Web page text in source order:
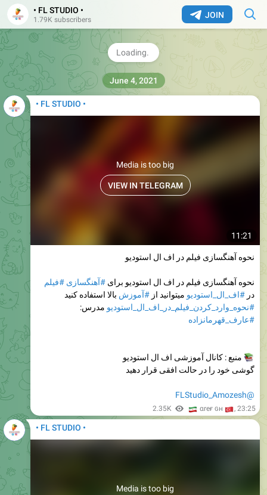
JOIN
• FL STUDIO •
1.79K subscribers
• FL STUDIO •
11:21
Media is too big
VIEW IN TELEGRAM
نحوه آهنگسازی فیلم در اف ال استودیو
نحوه آهنگسازی فیلم در اف ال استودیو برای #آهنگسازی #فیلم
در #اف_ال_استودیو میتوانید از #آموزش بالا استفاده کنید
#نحوه_وارد_کردن_فیلم_در_اف_ال_استودیو مدرس:
#عارف_قهرمانزاده
منبع : کانال آموزشی اف ال استودیو
گوشی خود را در حالت افقی قرار دهید
@FLStudio_Amozesh
2.35K αreғ ɢн , 23:25
June 4, 2021
• FL STUDIO •
Media is too big